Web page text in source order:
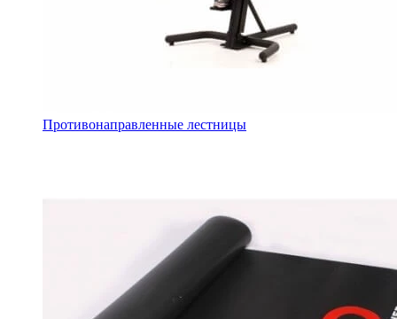
Противонаправленные лестницы